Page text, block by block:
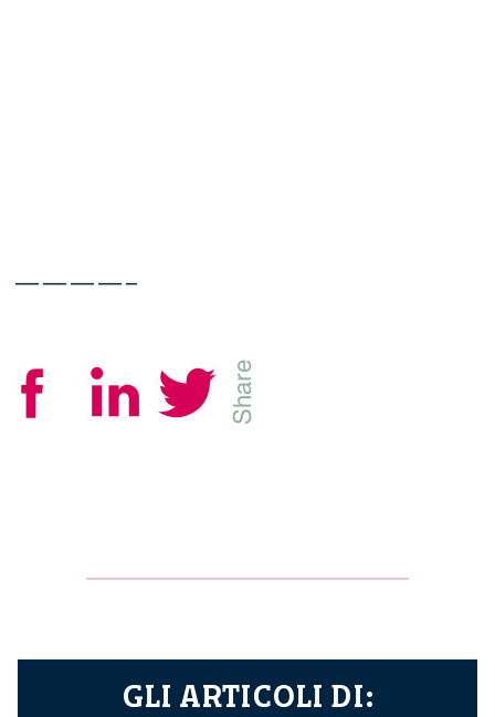
————–
GLI ARTICOLI DI: